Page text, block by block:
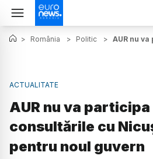
> România > Politic > AUR nu
ACTUALITATE
AUR nu va participa
consultările cu
pentru noul guvern